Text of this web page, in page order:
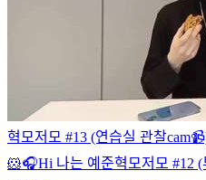
혁모저모 #13 (연습실 관찰
🐹🎧Hi 나는 예준혁모저모 #12